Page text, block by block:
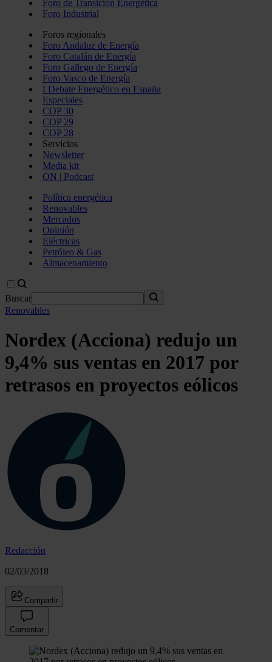
Foro de Transición Energética
Foro Industrial
Foros regionales
Foro Andaluz de Energía
Foro Catalán de Energía
Foro Gallego de Energía
Foro Vasco de Energía
I Debate Energético en España
Especiales
COP 30
COP 29
COP 28
Servicios
Newsletter
Media kit
ON | Podcast
Política energética
Renovables
Mercados
Opinión
Eléctricas
Petróleo & Gas
Almacenamiento
Buscar
Renovables
Nordex (Acciona) redujo un
9,4% sus ventas en 2017 por
retrasos en proyectos eólicos
Redacción
02/03/2018
Compartir
Comentar